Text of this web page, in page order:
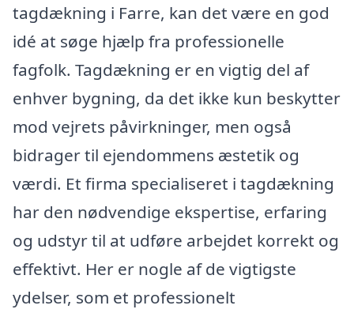
tagdækning i Farre, kan det være en god
idé at søge hjælp fra professionelle
fagfolk. Tagdækning er en vigtig del af
enhver bygning, da det ikke kun beskytter
mod vejrets påvirkninger, men også
bidrager til ejendommens æstetik og
værdi. Et firma specialiseret i tagdækning
har den nødvendige ekspertise, erfaring
og udstyr til at udføre arbejdet korrekt og
effektivt. Her er nogle af de vigtigste
ydelser, som et professionelt